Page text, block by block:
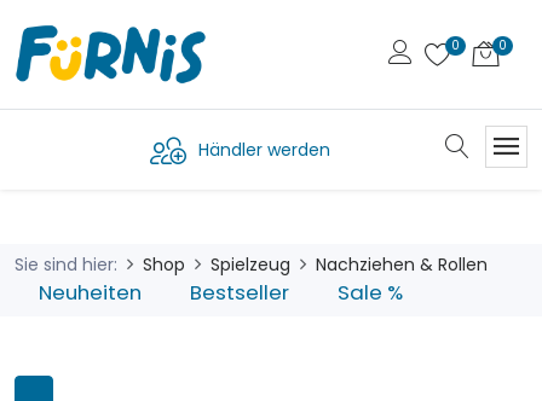
Händler werden
Sie sind hier: Shop Spielzeug Nachziehen & Rollen
Neuheiten Bestseller Sale %